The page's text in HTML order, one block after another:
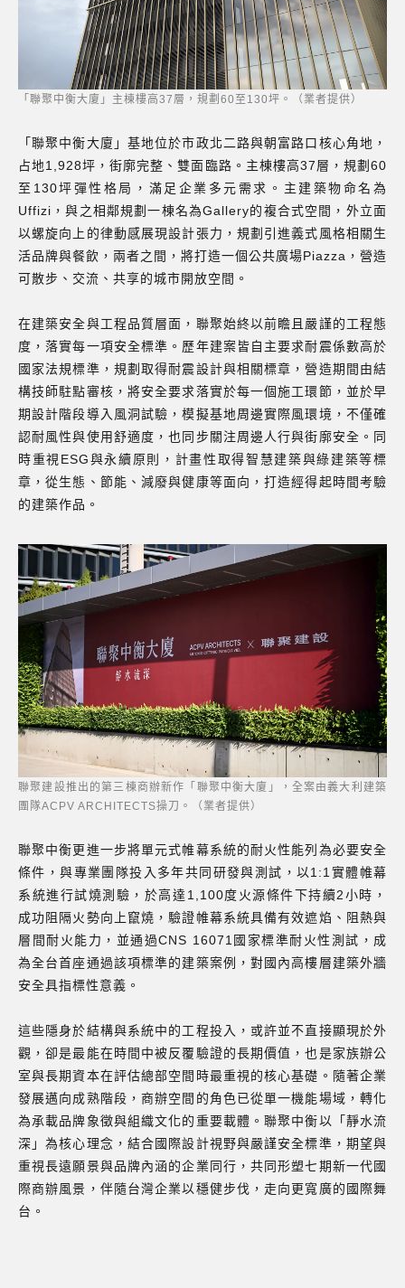
「聯聚中衡大廈」主棟樓高37層，規劃60至130坪。（業者提供）
「聯聚中衡大廈」基地位於市政北二路與朝富路口核心角地，
占地1,928坪，街廓完整、雙面臨路。主棟樓高37層，規劃60
至130坪彈性格局，滿足企業多元需求。主建築物命名為
Uffizi，與之相鄰規劃一棟名為Gallery的複合式空間，外立面
以螺旋向上的律動感展現設計張力，規劃引進義式風格相關生
活品牌與餐飲，兩者之間，將打造一個公共廣場Piazza，營造
可散步、交流、共享的城市開放空間。
在建築安全與工程品質層面，聯聚始終以前瞻且嚴謹的工程態
度，落實每一項安全標準。歷年建案皆自主要求耐震係數高於
國家法規標準，規劃取得耐震設計與相關標章，營造期間由結
構技師駐點審核，將安全要求落實於每一個施工環節，並於早
期設計階段導入風洞試驗，模擬基地周邊實際風環境，不僅確
認耐風性與使用舒適度，也同步關注周邊人行與街廓安全。同
時重視ESG與永續原則，計畫性取得智慧建築與綠建築等標
章，從生態、節能、減廢與健康等面向，打造經得起時間考驗
的建築作品。
聯聚建設推出的第三棟商辦新作「聯聚中衡大廈」，全案由義大利建築
團隊ACPV ARCHITECTS操刀。（業者提供）
聯聚中衡更進一步將單元式帷幕系統的耐火性能列為必要安全
條件，與專業團隊投入多年共同研發與測試，以1:1實體帷幕
系統進行試燒測驗，於高達1,100度火源條件下持續2小時，
成功阻隔火勢向上竄燒，驗證帷幕系統具備有效遮焰、阻熱與
層間耐火能力，並通過CNS 16071國家標準耐火性測試，成
為全台首座通過該項標準的建築案例，對國內高樓層建築外牆
安全具指標性意義。
這些隱身於結構與系統中的工程投入，或許並不直接顯現於外
觀，卻是最能在時間中被反覆驗證的長期價值，也是家族辦公
室與長期資本在評估總部空間時最重視的核心基礎。隨著企業
發展邁向成熟階段，商辦空間的角色已從單一機能場域，轉化
為承載品牌象徵與組織文化的重要載體。聯聚中衡以「靜水流
深」為核心理念，結合國際設計視野與嚴謹安全標準，期望與
重視長遠願景與品牌內涵的企業同行，共同形塑七期新一代國
際商辦風景，伴隨台灣企業以穩健步伐，走向更寬廣的國際舞
台。